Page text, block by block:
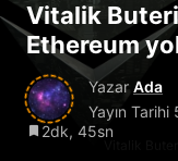
Vitalik
Ethereum
Yazar Ada
Yayın Tarihi
2dk, 45sn